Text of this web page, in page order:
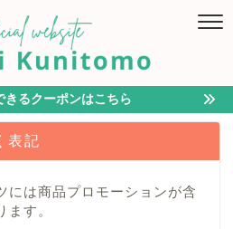
きるクーポンはこちら
表記
には商品プロモーションが含
ます。